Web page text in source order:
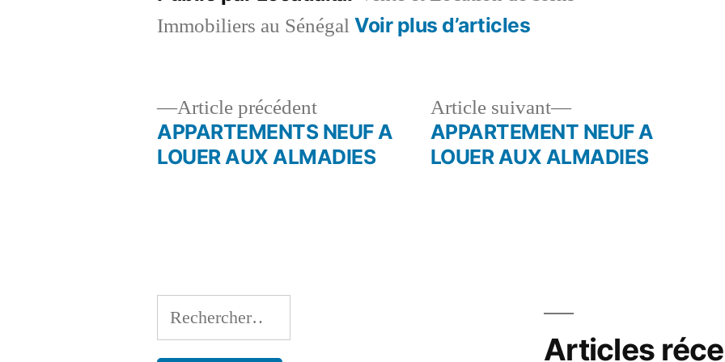
Immobiliers au SénégalVoir plus d’articles
Navigation
Article précédentArticle
précédent :
APPARTEMENTS NEUF A
LOUER AUX ALMADIES
Article suivant
Article
suivant :
APPARTEMENT NEUF A
LOUER AUX ALMADIES
Rechercher :
Articles